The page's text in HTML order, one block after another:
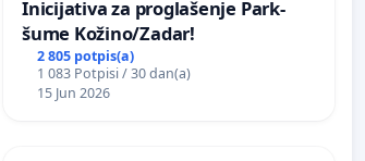
Inicijativa za proglašenje Park-
šume Kožino/Zadar!
2 805 potpis(a)
1 083 Potpisi / 30 dan(a)
15 Jun 2026